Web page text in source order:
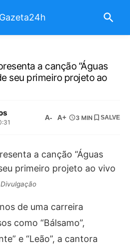
a canção “Águas
seu primeiro projeto ao
A- A+ 3 MIN SALVE
Divulgação
de uma carreira
como “Bálsamo”,
e “Leão”, a cantora